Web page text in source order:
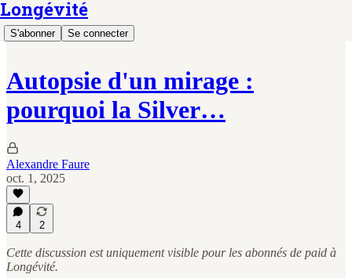
Longévité
S'abonner Se connecter
Autopsie d'un mirage :
pourquoi la Silver…
Alexandre Faure
oct. 1, 2025
4 2
Cette discussion est uniquement visible pour les abonnés de paid à
Longévité.